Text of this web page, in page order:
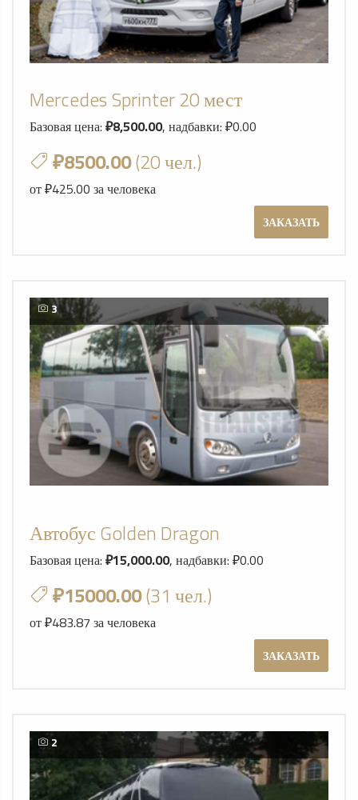
Mercedes Sprinter 20 мест
Базовая цена: ₽8,500.00, надбавки: ₽0.00
₽8500.00(20 чел.)
от ₽425.00 за человека
ЗАКАЗАТЬ
3
Автобус Golden Dragon
Базовая цена: ₽15,000.00, надбавки: ₽0.00
₽15000.00(31 чел.)
от ₽483.87 за человека
ЗАКАЗАТЬ
2